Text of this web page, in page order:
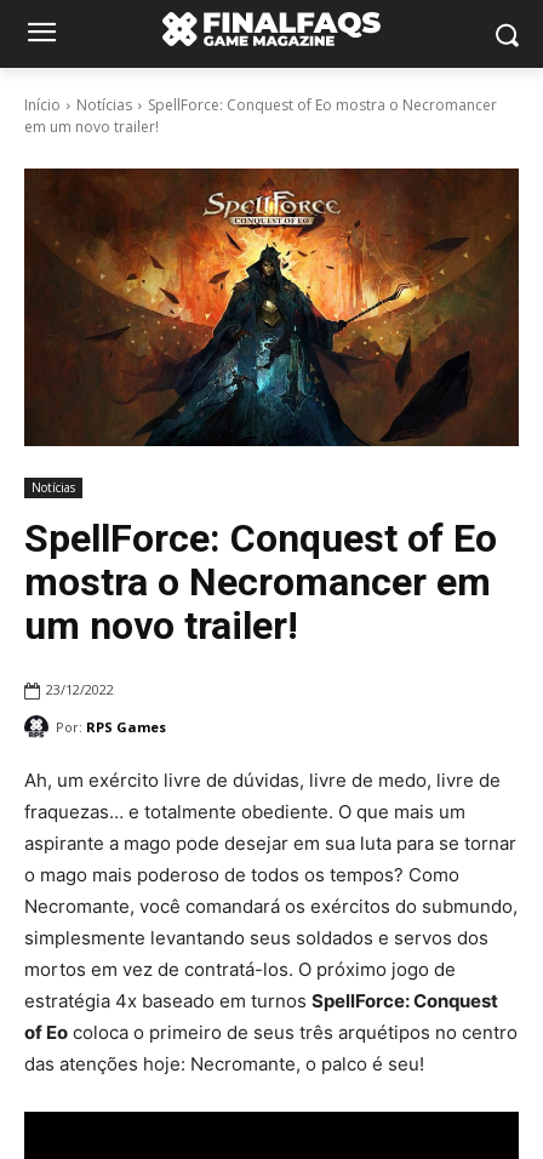
Início Notícias
SpellForce: Conquest of Eo mostra o Necromancer
em um novo trailer!
Notícias
SpellForce: Conquest of Eo
mostra o Necromancer em
um novo trailer!
23/12/2022
Por: RPS Games
Ah, um exército livre de dúvidas, livre de medo, livre de
fraquezas… e totalmente obediente. O que mais um
aspirante a mago pode desejar em sua luta para se tornar
o mago mais poderoso de todos os tempos? Como
Necromante, você comandará os exércitos do submundo,
simplesmente levantando seus soldados e servos dos
mortos em vez de contratá-los. O próximo jogo de
estratégia 4x baseado em turnos SpellForce: Conquest
of Eo coloca o primeiro de seus três arquétipos no centro
das atenções hoje: Necromante, o palco é seu!